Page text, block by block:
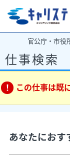
官公庁・市役
仕事検索
この仕事は既
あなたにおす